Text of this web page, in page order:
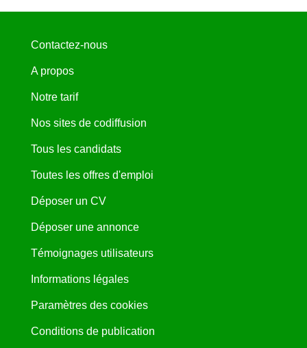
Contactez-nous
A propos
Notre tarif
Nos sites de codiffusion
Tous les candidats
Toutes les offres d'emploi
Déposer un CV
Déposer une annonce
Témoignages utilisateurs
Informations légales
Paramètres des cookies
Conditions de publication